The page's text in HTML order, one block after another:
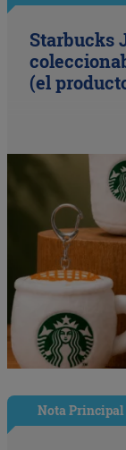
Starbucks
(el
Nota Principal